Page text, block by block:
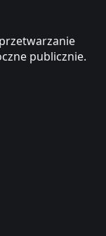
publicznie.